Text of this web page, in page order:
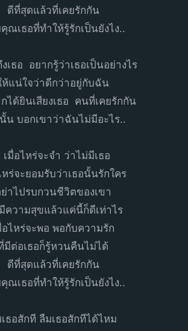
ดีที่สุดแล้วที่เคยรักกัน
ณเธอที่ทำให้รู้รักเป็นยังไง..
เธอ อยากรู้ว่าเธอเป็นอย่างไร
ห้แน่ใจว่าดีกว่าอยู่กับฉัน
ได้ยินเสียงเธอ คนที่เคยรักกัน
น บอกเขาว่าฉันไม่มีอะไร..
เมื่อไหร่จะจำ ว่าไม่มีเธอ
หร่จะยอมรับว่าเธอนั้นรักใคร
าไปรบกวนชีวิตของเขา
ความสุขแล้วแค่นี้ก็ดีเท่าไร
อไหร่จะพอ พอกับความรัก
มีต่อเธอก็รู้หวนคืนไม่ได้
ดีที่สุดแล้วที่เคยรักกัน
ณเธอที่ทำให้รู้รักเป็นยังไง..
ธอสักที ลืมเธอสักทีได้ไหม